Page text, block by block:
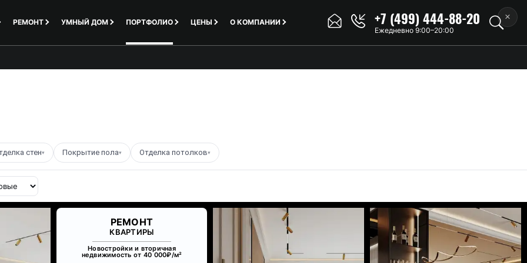
РЕМОНТ УМНЫЙ ДОМ ПОРТФОЛИО ЦЕНЫ О КОМПАНИИ +7 (499) 444-88-20
Ежедневно 9:00–20:00
стен▾ Покрытие пола▾ Отделка потолков▾
РЕМОНТ
КВАРТИРЫ
Новостройки и вторичная
недвижимость от 40 000₽/м²
×